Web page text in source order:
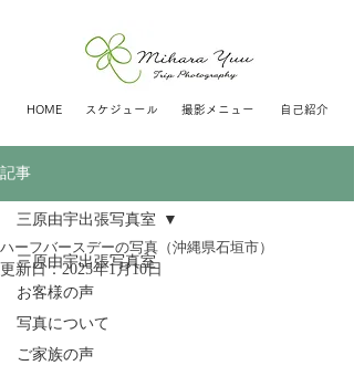
HOME スケジュール 撮影メニュー 自己紹介
記事
三原由宇出張写真室
お客様の声
写真について
ご家族の声
三原由宇出張写真室
ハーフバースデーの写真（沖縄県石垣市）
更新日：2025年1月10日